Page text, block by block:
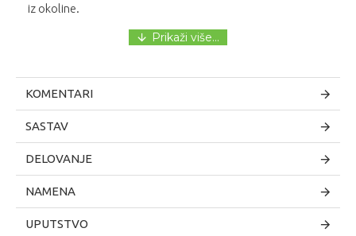
iz okoline.
KOMENTARI
SASTAV
DELOVANJE
NAMENA
UPUTSTVO